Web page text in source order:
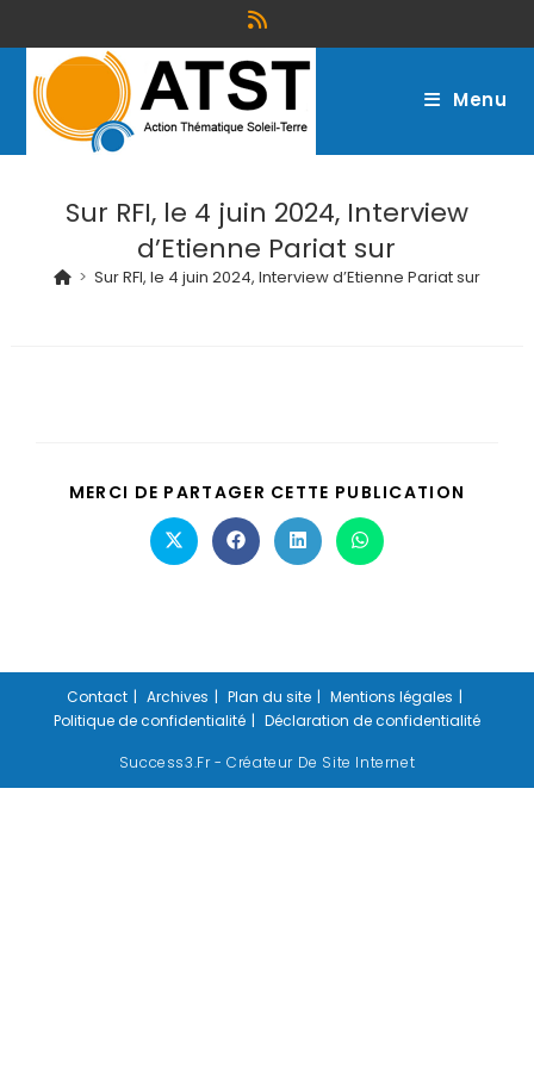
Menu
Sur RFI, le 4 juin 2024, Interview
d’Etienne Pariat sur
> Sur RFI, le 4 juin 2024, Interview d’Etienne Pariat sur
MERCI DE PARTAGER CETTE PUBLICATION
Contact Archives Plan du site
Mentions légales
Politique de confidentialité
Déclaration de confidentialité
Success3.fr - Créateur De Site Internet